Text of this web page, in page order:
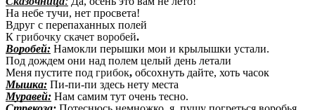
На небе тучи, нет просвета!
Вдруг с перепаханных полей
К грибочку скачет воробей.
Воробей: Намокли перышки мои и крылышки устали.
Под дождем они над полем целый день летали
Меня пустите под грибок, обсохнуть дайте, хоть часок
Мышка: Пи-пи-пи здесь нету места
Муравей: Нам самим тут очень тесно.